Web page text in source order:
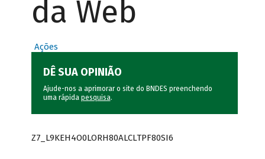
da Web
Ações
DÊ SUA OPINIÃO
Ajude-nos a aprimorar o site do BNDES preenchendo
uma rápida pesquisa.
Z7_L9KEH4O0LORH80ALCLTPF80SI6